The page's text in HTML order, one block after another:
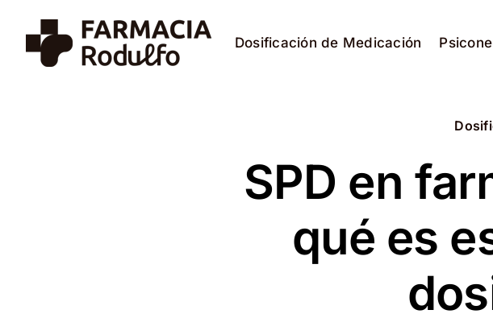
contenido
Dosificación de Medicación
SPD en
qué es